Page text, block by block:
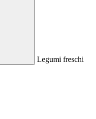
Legumi freschi